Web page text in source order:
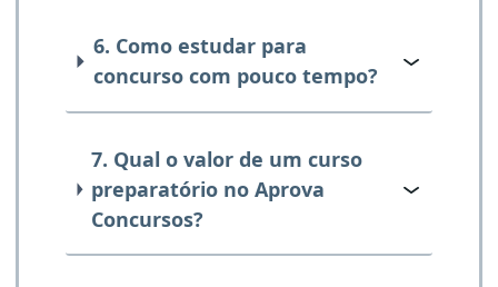
6. Como estudar para
concurso com pouco tempo?
7. Qual o valor de um curso
preparatório no Aprova
Concursos?